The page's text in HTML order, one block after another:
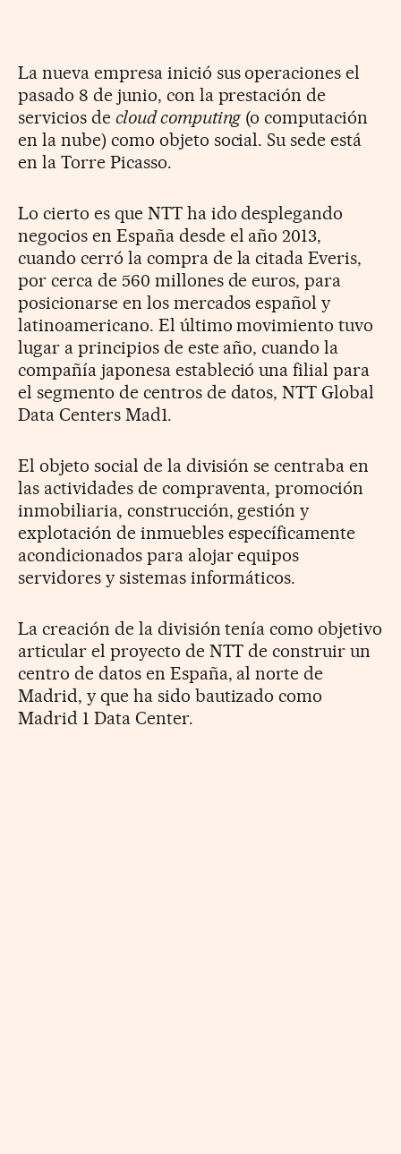
La nueva empresa inició sus operaciones el
pasado 8 de junio, con la prestación de
servicios de cloud computing(o computación
en la nube) como objeto social. Su sede está
en la Torre Picasso.
Lo cierto es que NTT ha ido desplegando
negocios en España desde el año 2013,
cuando cerró la compra de la citada Everis,
por cerca de 560 millones de euros, para
posicionarse en los mercados español y
latinoamericano. El último movimiento tuvo
lugar a principios de este año, cuando la
compañía japonesa estableció una filial para
el segmento de centros de datos, NTT Global
Data Centers Mad1.
El objeto social de la división se centraba en
las actividades de compraventa, promoción
inmobiliaria, construcción, gestión y
explotación de inmuebles específicamente
acondicionados para alojar equipos
servidores y sistemas informáticos.
La creación de la división tenía como objetivo
articular el proyecto de NTT de construir un
centro de datos en España, al norte de
Madrid, y que ha sido bautizado como
Madrid 1 Data Center.